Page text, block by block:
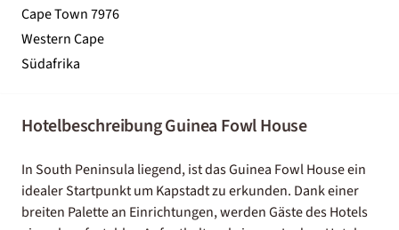
Cape Town 7976
Western Cape
Südafrika
Hotelbeschreibung Guinea Fowl House
In South Peninsula liegend, ist das Guinea Fowl House ein
idealer Startpunkt um Kapstadt zu erkunden. Dank einer
breiten Palette an Einrichtungen, werden Gäste des Hotels